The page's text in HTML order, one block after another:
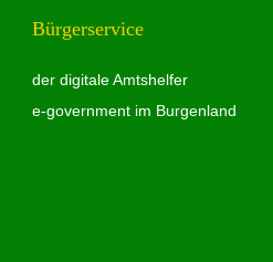
Bürgerservice
der digitale Amtshelfer
e-government im Burgenland